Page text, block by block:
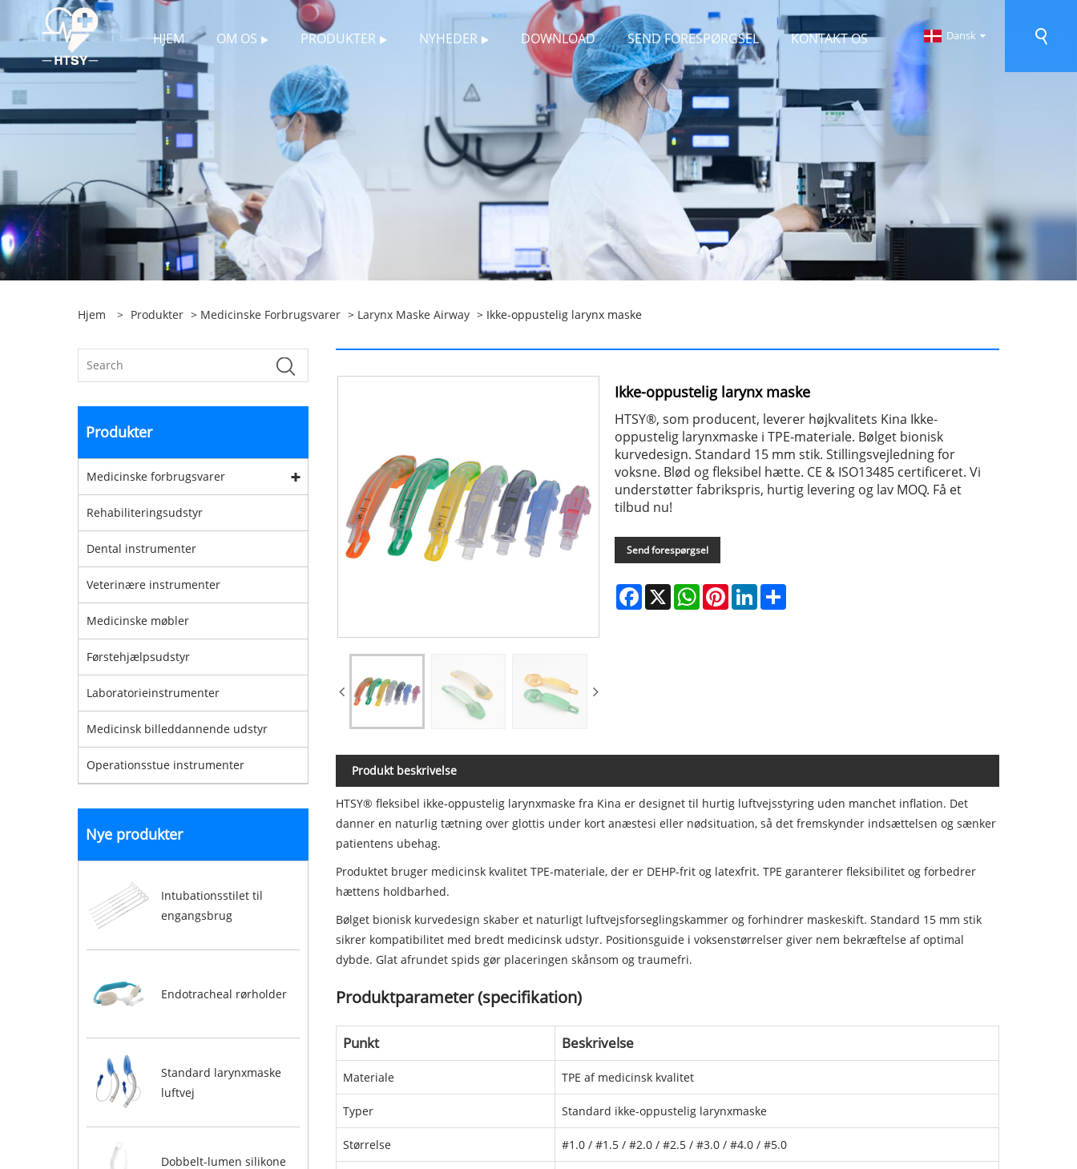
HJEM OM OS PRODUKTER NYHEDER DOWNLOAD SEND FORESPØRGSEL KONTAKT OS Dansk
Hjem > Produkter > Medicinske Forbrugsvarer > Larynx Maske Airway > Ikke-oppustelig larynx maske
Produkter
Medicinske forbrugsvarer
Rehabiliteringsudstyr
Dental instrumenter
Veterinære instrumenter
Medicinske møbler
Førstehjælpsudstyr
Laboratorieinstrumenter
Medicinsk billeddannende udstyr
Operationsstue instrumenter
Nye produkter
Intubationsstilet til
engangsbrug
Endotracheal rørholder
Standard larynxmaske
luftvej
Dobbelt-lumen silikone
Ikke-oppustelig larynx maske
HTSY®, som producent, leverer højkvalitets Kina Ikke-
oppustelig larynxmaske i TPE-materiale. Bølget bionisk
kurvedesign. Standard 15 mm stik. Stillingsvejledning for
voksne. Blød og fleksibel hætte. CE & ISO13485 certificeret. Vi
understøtter fabrikspris, hurtig levering og lav MOQ. Få et
tilbud nu!
Send forespørgsel
Facebook
X WhatsAppPinterestLinkedInShare
Produkt beskrivelse
HTSY® fleksibel ikke-oppustelig larynxmaske fra Kina er designet til hurtig luftvejsstyring uden manchet inflation. Det
danner en naturlig tætning over glottis under kort anæstesi eller nødsituation, så det fremskynder indsættelsen og sænker
patientens ubehag.
Produktet bruger medicinsk kvalitet TPE-materiale, der er DEHP-frit og latexfrit. TPE garanterer fleksibilitet og forbedrer
hættens holdbarhed.
Bølget bionisk kurvedesign skaber et naturligt luftvejsforseglingskammer og forhindrer maskeskift. Standard 15 mm stik
sikrer kompatibilitet med bredt medicinsk udstyr. Positionsguide i voksenstørrelser giver nem bekræftelse af optimal
dybde. Glat afrundet spids gør placeringen skånsom og traumefri.
Produktparameter (specifikation)
Punkt Beskrivelse
Materiale TPE af medicinsk kvalitet
Typer Standard ikke-oppustelig larynxmaske
Størrelse #1.0 / #1.5 / #2.0 / #2.5 / #3.0 / #4.0 / #5.0